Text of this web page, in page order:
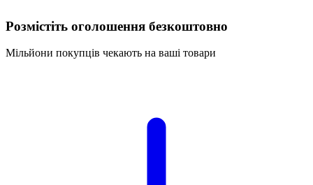
Розмістіть оголошення безкоштовно
Мільйони покупців чекають на ваші товари